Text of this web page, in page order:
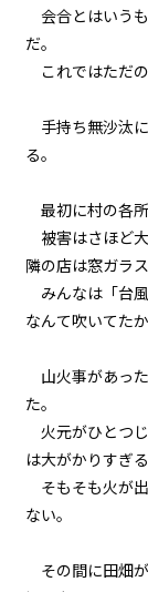
会合とはいう
だ。
これではただ
手持ち無沙汰
る。
最初に村の各
被害はさほど
隣の店は窓ガラ
みんなは「台
なんて吹いてた
山火事があっ
た。
火元がひとつ
は大がかりすぎる
そもそも火が
ない。
その間に田畑